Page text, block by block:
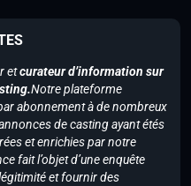
etcurateur d’information sur
Notre plateforme
abonnement à de nombreux
de casting ayant étés
et enrichies par notre
fait l’objet d’une enquête
et fournir des